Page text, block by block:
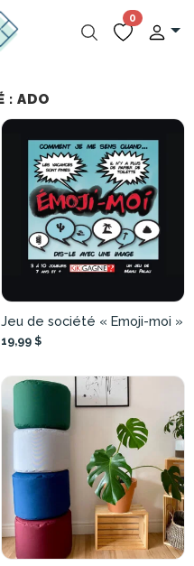
0
: ADO
Jeu de société « Emoji-moi »
19,99 $